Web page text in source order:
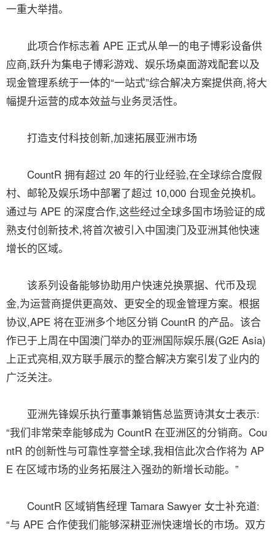
一重大举措。
此项合作标志着 APE 正式从单一的电子博彩设备供
应商,跃升为集电子博彩游戏、娱乐场桌面游戏配套以及
现金管理系统于一体的“一站式”综合解决方案提供商,将大
幅提升运营的成本效益与业务灵活性。
打造支付科技创新,加速拓展亚洲市场
CountR 拥有超过 20 年的行业经验,在全球综合度假
村、邮轮及娱乐场中部署了超过 10,000 台现金兑换机。
通过与 APE 的深度合作,这些经过全球多国市场验证的成
熟支付创新技术,将首次被引入中国澳门及亚洲其他快速
增长的区域。
该系列设备能够协助用户快速兑换票据、代币及现
金,为运营商提供更高效、更安全的现金管理方案。根据
协议,APE 将在亚洲多个地区分销 CountR 的产品。该合
作已于上周在中国澳门举办的亚洲国际娱乐展(G2E Asia)
上正式亮相,双方联手展示的整合解决方案引发了业内的
广泛关注。
亚洲先锋娱乐执行董事兼销售总监贾诗淇女士表示:
“我们非常荣幸能够成为 CountR 在亚洲区的分销商。Cou
ntR 的创新性与可靠性享誉全球,我相信此次合作将为 AP
E 在区域市场的业务拓展注入强劲的新增长动能。”
CountR 区域销售经理 Tamara Sawyer 女士补充道:
“与 APE 合作使我们能够深耕亚洲快速增长的市场。双方